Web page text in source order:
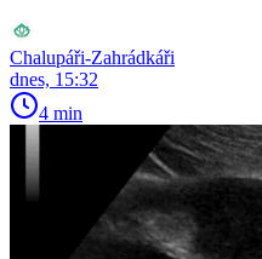
Chalupáři-Zahrádkáři
dnes, 15:32
4 min